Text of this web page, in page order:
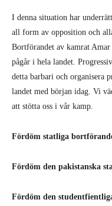
I denna situation har
all form av opposition och
Bortförandet av kamrat Amar
pågår i hela landet.
detta barbari och organisera
landet med början idag. Vi
att stötta oss i vår kamp.
Fördöm statliga
Fördöm den pakistanska
Fördöm den